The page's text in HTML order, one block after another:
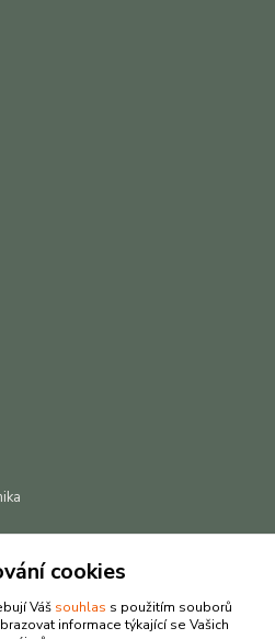
044cookies
Váš souhlas s použitím souborů
informace týkající se Vašich